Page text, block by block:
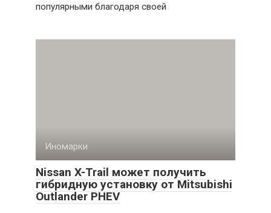
популярными благодаря своей
Иномарки
Nissan X-Trail может получить
гибридную установку от Mitsubishi
Outlander PHEV